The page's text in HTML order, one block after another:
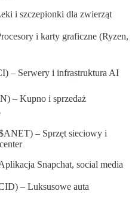
i szczepionki dla zwierząt
i karty graficzne (Ryzen,
– Serwery i infrastruktura AI
– Kupno i sprzedaż
– Sprzęt sieciowy i
Snapchat, social media
– Luksusowe auta